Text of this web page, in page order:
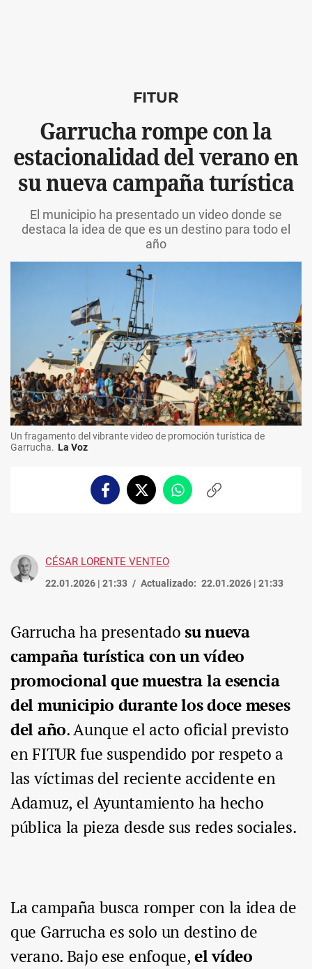
FITUR
Garrucha rompe con la
estacionalidad del verano en
su nueva campaña turística
El municipio ha presentado un video donde se
destaca la idea de que es un destino para todo el
año
Un fragamento del vibrante video de promoción turística de
Garrucha. La Voz
FacebookTwitterWhatsappCopiar
CÉSAR LORENTE VENTEO
22.01.2026 | 21:33 Actualizado: 22.01.2026 | 21:33
Garrucha ha presentadosu nueva
campaña turística con un vídeo
promocional que muestra la esencia
del municipio durante los doce meses
del año. Aunque el acto oficial previsto
en FITUR fue suspendido por respeto a
las víctimas del reciente accidente en
Adamuz, el Ayuntamiento ha hecho
pública la pieza desde sus redes sociales.
La campaña busca romper con la idea de
que Garrucha es solo un destino de
verano. Bajo ese enfoque,el vídeo